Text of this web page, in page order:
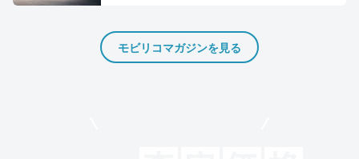
モビリコマガジンを見る